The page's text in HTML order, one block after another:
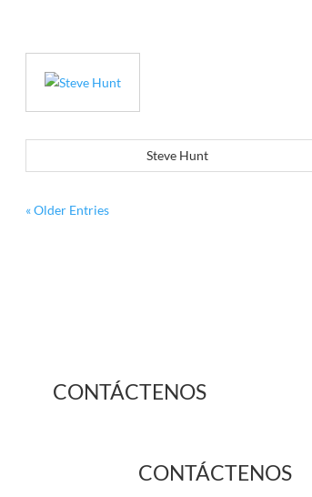
Steve Hunt
« Older Entries
CONTÁCTENOS
CONTÁCTENOS